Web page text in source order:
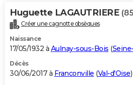
Huguette LAGAUTRIERE
Créer une cagnotte obsèques
Naissance
17/05/1932 à Aulnay-sous-Bois (
Décès
30/06/2017 à Franconville (Val-d'Oise)